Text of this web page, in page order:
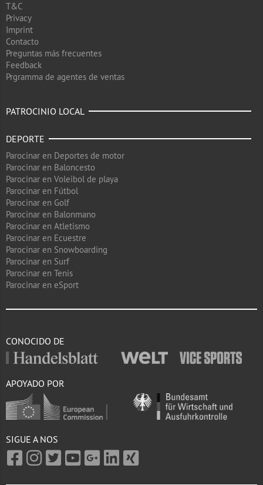
T&C
Privacy
Imprint
Contacto
Preguntas más frecuentes
Feedback
Prgramma de agentes de ventas
PATROCINIO LOCAL
DEPORTE
Parocinar en Deportes de motor
Parocinar en Baloncesto
Parocinar en Voleibol de playa
Parocinar en Fútbol
Parocinar en Golf
Parocinar en Balonmano
Parocinar en Atletismo
Parocinar en Ecuestre
Parocinar en Snowboarding
Parocinar en Surf
Parocinar en Tenis
Parocinar en eSport
CONOCIDO DE
APOYADO POR
SIGUE A NOS